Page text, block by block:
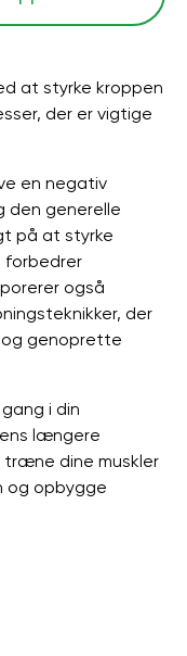
at styrke kroppen
der er vigtige
en negativ
den generelle
på at styrke
forbedrer
også
der
genoprette
i din
længere
træne dine muskler
og opbygge